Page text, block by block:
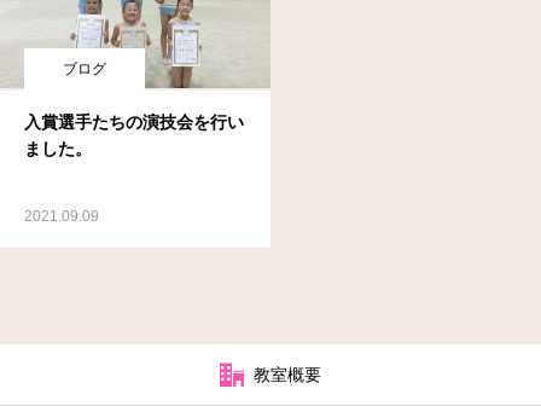
ブログ
入賞選手たちの演技会を行い
ました。
2021.09.09
教室概要